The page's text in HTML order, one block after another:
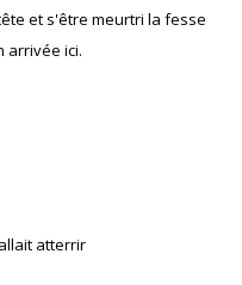
et s'être meurtri la fesse
arrivée ici.
atterrir